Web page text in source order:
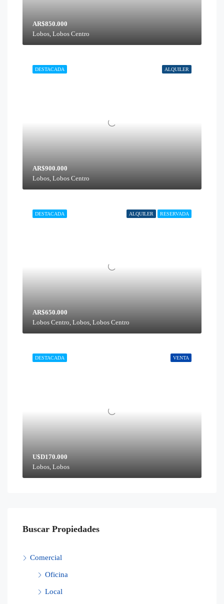
AR$850.000
Lobos, Lobos Centro
ALQUILER
DESTACADA
AR$900.000
Lobos, Lobos Centro
ALQUILER RESERVADA
DESTACADA
AR$650.000
Lobos Centro, Lobos, Lobos Centro
VENTA
DESTACADA
U$D170.000
Lobos, Lobos
Buscar Propiedades
Comercial
Oficina
Local